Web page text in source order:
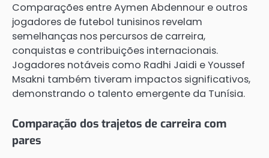
Comparações entre Aymen Abdennour e outros
jogadores de futebol tunisinos revelam
semelhanças nos percursos de carreira,
conquistas e contribuições internacionais.
Jogadores notáveis como Radhi Jaidi e Youssef
Msakni também tiveram impactos significativos,
demonstrando o talento emergente da Tunísia.
Comparação dos trajetos de carreira com
pares